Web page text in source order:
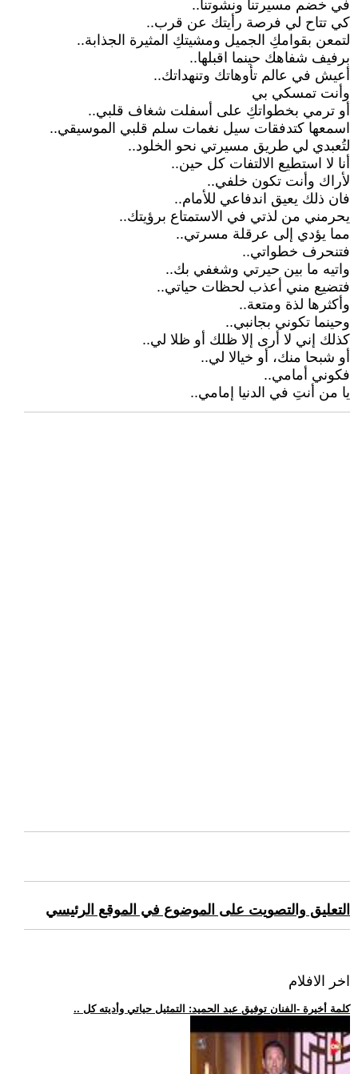
في خضم مسيرتنا ونشوتنا..
كي تتاح لي فرصة رأيتك عن قرب..
لتمعن بقوامكِ الجميل ومشيتكِ المثيرة الجذابة..
برفيف شفاهك حينما اقبلها..
أعيش في عالم تأوهاتك وتنهداتك..
وأنت تمسكي بي
أو ترمي بخطواتكِ على أسفلت شغاف قلبي..
اسمعها كتدفقات سيل نغمات سلم قلبي الموسيقي..
لتُعبدي لي طريق مسيرتي نحو الخلود..
أنا لا استطيع الالتفات كل حين..
لأراك وأنت تكون خلفي..
فان ذلك يعيق اندفاعي للأمام..
يحرمني من لذتي في الاستمتاع برؤيتك..
مما يؤدي إلى عرقلة مسرتي..
فتنحرف خطواتي..
واتيه ما بين حيرتي وشغفي بك..
فتضيع مني أعذب لحظات حياتي..
وأكثرها لذة ومتعة..
وحينما تكوني بجانبي..
كذلك إني لا أرى إلا ظلك أو ظلا لي..
أو شبحا منك، أو خيالا لي..
فكوني أمامي..
يا من أنتِ في الدنيا إمامي..
التعليق والتصويت على الموضوع في الموقع الرئيسي
اخر الافلام
.. كلمة أخيرة -الفنان توفيق عبد الحميد: التمثيل حياتي وأديته كل